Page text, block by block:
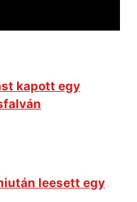
kapott egy
leesett egy